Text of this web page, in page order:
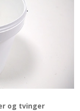
og tvinger